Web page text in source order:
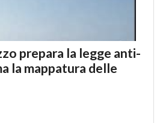
prepara la legge anti-
la mappatura delle